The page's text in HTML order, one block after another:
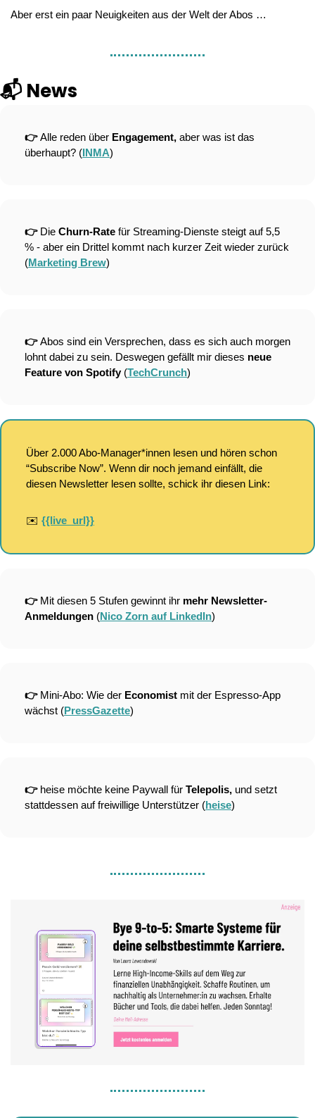
Aber erst ein paar Neuigkeiten aus der Welt der Abos …
📬 News
👉 Alle reden über Engagement, aber was ist das
überhaupt? (INMA)
👉 Die Churn-Rate für Streaming-Dienste steigt auf 5,5
% - aber ein Drittel kommt nach kurzer Zeit wieder zurück
(Marketing Brew)
👉 Abos sind ein Versprechen, dass es sich auch morgen
lohnt dabei zu sein. Deswegen gefällt mir dieses neue
Feature von Spotify (TechCrunch)
Über 2.000 Abo-Manager*innen lesen und hören schon
“Subscribe Now”. Wenn dir noch jemand einfällt, die
diesen Newsletter lesen sollte, schick ihr diesen Link:
✉️ {{live_url}}
👉 Mit diesen 5 Stufen gewinnt ihr mehr Newsletter-
Anmeldungen (Nico Zorn auf LinkedIn)
👉 Mini-Abo: Wie der Economist mit der Espresso-App
wächst (PressGazette)
👉 heise möchte keine Paywall für Telepolis, und setzt
stattdessen auf freiwillige Unterstützer (heise)